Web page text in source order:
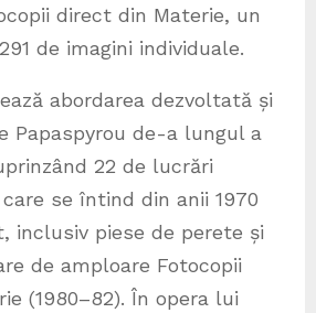
direct din Materie, un
de imagini individuale.
abordarea dezvoltată și
Papaspyrou de-a lungul a
22 de lucrări
se întind din anii 1970
inclusiv piese de perete și
de amploare Fotocopii
(1980–82). În opera lui